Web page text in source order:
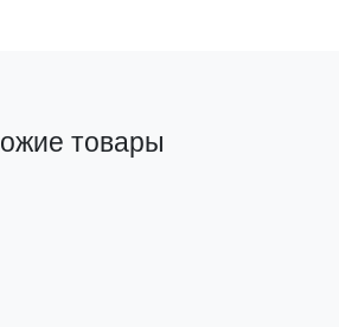
товары